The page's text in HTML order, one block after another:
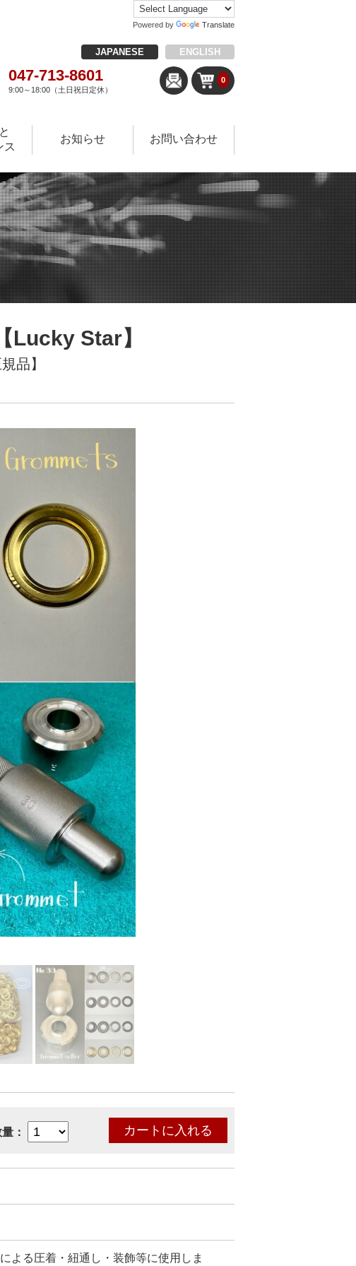
Powered by Translate
JAPANESE ENGLISH
047-713-8601
9:00～18:00（土日祝日定休）
0
ス
お知らせ お問い合わせ
Lucky Star】
品】
：
よる圧着・紐通し・装飾等に使用しま